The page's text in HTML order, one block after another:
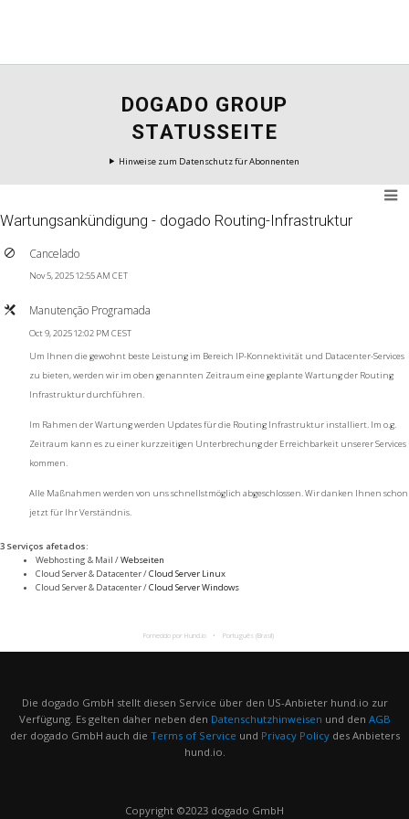
DOGADO GROUP
STATUSSEITE
Hinweise zum Datenschutz für Abonnenten
Wartungsankündigung - dogado Routing-Infrastruktur
Cancelado
Nov 5, 2025 12:55 AM CET
Manutenção Programada
Oct 9, 2025 12:02 PM CEST
Um Ihnen die gewohnt beste Leistung im Bereich IP-Konnektivität und Datacenter-Services
zu bieten, werden wir im oben genannten Zeitraum eine geplante Wartung der Routing
Infrastruktur durchführen.
Im Rahmen der Wartung werden Updates für die Routing Infrastruktur installiert. Im o.g.
Zeitraum kann es zu einer kurzzeitigen Unterbrechung der Erreichbarkeit unserer Services
kommen.
Alle Maßnahmen werden von uns schnellstmöglich abgeschlossen. Wir danken Ihnen schon
jetzt für Ihr Verständnis.
3 Serviços afetados:
Webhosting & Mail /Webseiten
Cloud Server & Datacenter /Cloud Server Linux
Cloud Server & Datacenter /Cloud Server Windows
Fornecido por Hund.io Português (Brasil)
Die dogado GmbH stellt diesen Service über den US-Anbieter hund.io zur
Verfügung. Es gelten daher neben den Datenschutzhinweisen und den AGB
der dogado GmbH auch die Terms of Service und Privacy Policydes Anbieters
hund.io.
Copyright ©2023 dogado GmbH